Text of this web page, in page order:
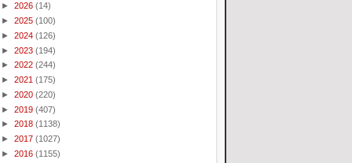
► 2026 (14)
► 2025 (100)
► 2024 (126)
► 2023 (194)
► 2022 (244)
► 2021 (175)
► 2020 (220)
► 2019 (407)
► 2018 (1138)
► 2017 (1027)
► 2016 (1155)